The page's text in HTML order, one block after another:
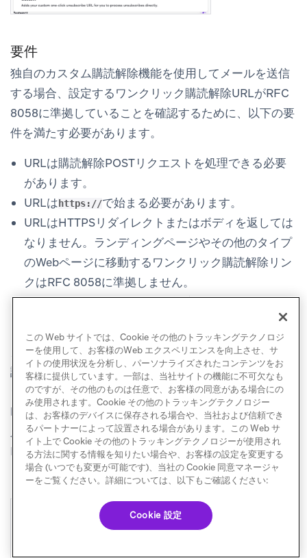
要件
独自のカスタム購読解除機能を使用してメールを送信
する場合、設定するワンクリック購読解除URLがRFC
8058に準拠していることを確認するために、以下の要
件を満たす必要があります。
URLは購読解除POSTリクエストを処理できる必要
があります。
URLは https://で始まる必要があります。
URLはHTTPSリダイレクトまたはボディを返しては
なりません。ランディングページやその他のタイプ
のWebページに移動するワンクリック購読解除リン
クはRFC 8058に準拠しません。
POSTリクエストはCookieを設定してはなりませ
カスタムlist-unsubscribeヘッダーを選択して、独自に
設定したワンクリック購読解除エンドポイントとオプ
ションの「mailto:」を追加します。Brazeはカスタム
list-unsubscribeヘッダーをサポートするためにURLの
入力を必要とします。これは、ワンクリック購読解除
HTTPがYahooとGmailの大量送信者に対する要件であ
るためです。
この Web サイトでは、Cookie その他のトラッキングテクノロジ
ーを使用して、お客様のWeb エクスペリエンスを向上させ、サ
イトの使用状況を分析し、パーソナライズされたコンテンツをお
客様に提供しています。一部は、当社サイトの機能に不可欠なも
のですが、その他のものは任意で、お客様の同意がある場合にの
み使用されます。Cookie その他のトラッキングテクノロジー
は、お客様のデバイスに保存される場合や、当社および信頼でき
るパートナーによって設置される場合があります。この Web サ
イト上で Cookie その他のトラッキングテクノロジーが使用され
る方法に関する情報を知りたい場合や、お客様の設定を変更する
場合 (いつでも変更が可能です)、当社の Cookie 同意マネージャ
ーをご覧ください。詳細については、以下もご確認ください:
Cookie 設定